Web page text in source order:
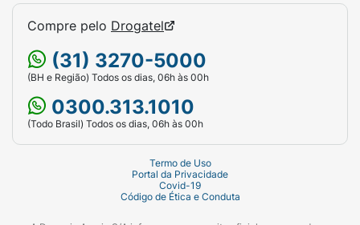
Volume:9,5ml.
Classificação:Passo 1 (Cor).
Hipoalergênico:Sim.
Compre pelo Drogatel
(31) 3270-5000
(BH e Região) Todos os dias, 06h às 00h
0300.313.1010
(Todo Brasil) Todos os dias, 06h às 00h
Termo de Uso
Portal da Privacidade
Covid-19
Código de Ética e Conduta